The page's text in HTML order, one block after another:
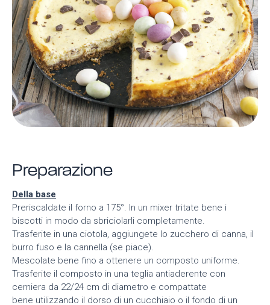
Preparazione
Della base
Preriscaldate il forno a 175°. In un mixer tritate bene i
biscotti in modo da sbriciolarli completamente.
Trasferite in una ciotola, aggiungete lo zucchero di canna, il
burro fuso e la cannella (se piace).
Mescolate bene fino a ottenere un composto uniforme.
Trasferite il composto in una teglia antiaderente con
cerniera da 22/24 cm di diametro e compattate
bene utilizzando il dorso di un cucchiaio o il fondo di un